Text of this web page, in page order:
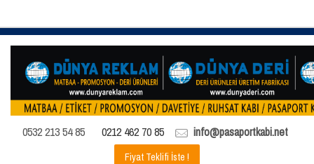
0532 213 54 85 0212 462 70 85 info@pasaportkabi.net
Fiyat Teklifi İste !